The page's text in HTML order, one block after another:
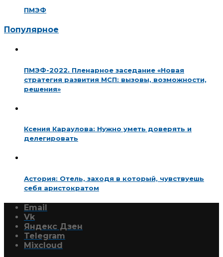
ПМЭФ
Популярное
ПМЭФ-2022. Пленарное заседание «Новая
стратегия развития МСП: вызовы, возможности,
решения»
Ксения Караулова: Нужно уметь доверять и
делегировать
Астория: Отель, заходя в который, чувствуешь
себя аристократом
Email
Vk
Яндекс Дзен
Telegram
Mixcloud